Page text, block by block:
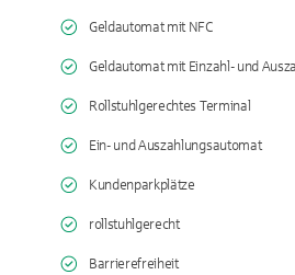
Geldautomat mit NFC
Geldautomat mit Einzahl- und
Rollstuhlgerechtes Terminal
Ein- und Auszahlungsautomat
Kundenparkplätze
rollstuhlgerecht
Barrierefreiheit